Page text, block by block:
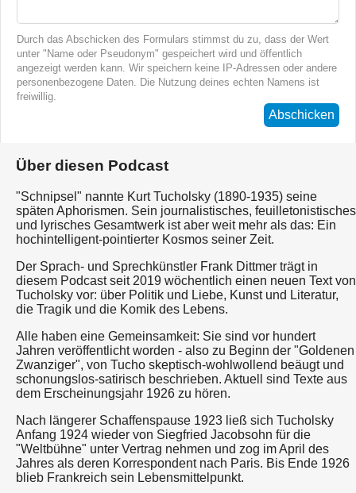
Durch das Abschicken des Formulars stimmst du zu, dass der Wert
unter "Name oder Pseudonym" gespeichert wird und öffentlich
angezeigt werden kann. Wir speichern keine IP-Adressen oder andere
personenbezogene Daten. Die Nutzung deines echten Namens ist
freiwillig.
Abschicken
Über diesen Podcast
"Schnipsel" nannte Kurt Tucholsky (1890-1935) seine
späten Aphorismen. Sein journalistisches, feuilletonistisches
und lyrisches Gesamtwerk ist aber weit mehr als das: Ein
hochintelligent-pointierter Kosmos seiner Zeit.
Der Sprach- und Sprechkünstler Frank Dittmer trägt in
diesem Podcast seit 2019 wöchentlich einen neuen Text von
Tucholsky vor: über Politik und Liebe, Kunst und Literatur,
die Tragik und die Komik des Lebens.
Alle haben eine Gemeinsamkeit: Sie sind vor hundert
Jahren veröffentlicht worden - also zu Beginn der "Goldenen
Zwanziger", von Tucho skeptisch-wohlwollend beäugt und
schonungslos-satirisch beschrieben. Aktuell sind Texte aus
dem Erscheinungsjahr 1926 zu hören.
Nach längerer Schaffenspause 1923 ließ sich Tucholsky
Anfang 1924 wieder von Siegfried Jacobsohn für die
"Weltbühne" unter Vertrag nehmen und zog im April des
Jahres als deren Korrespondent nach Paris. Bis Ende 1926
blieb Frankreich sein Lebensmittelpunkt.